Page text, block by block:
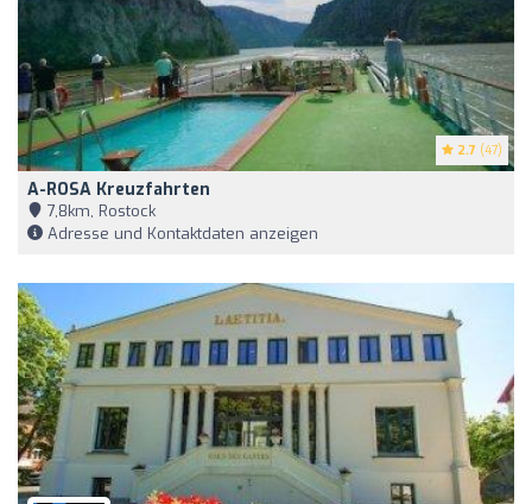
2.7 (47)
A-ROSA Kreuzfahrten
7,8km, Rostock
Adresse und Kontaktdaten anzeigen